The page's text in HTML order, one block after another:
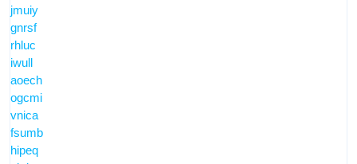
jmuiy
gnrsf
rhluc
iwull
aoech
ogcmi
vnica
fsumb
hipeq